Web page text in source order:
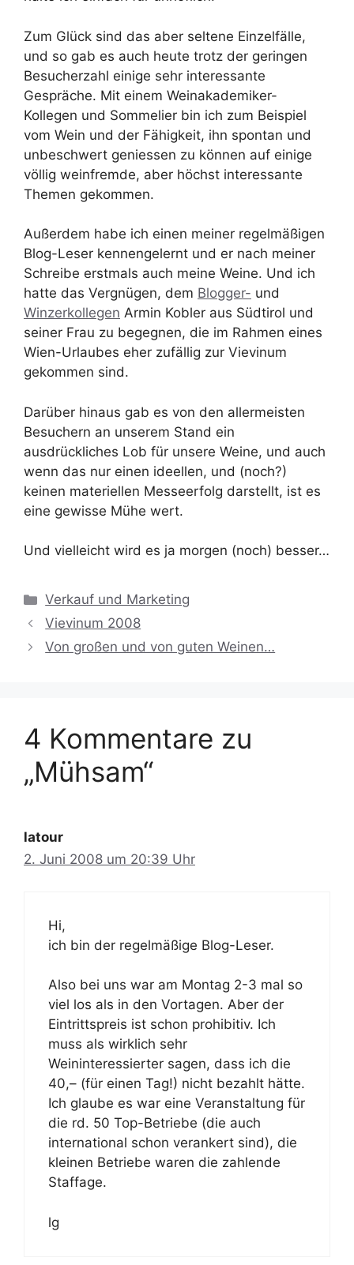
Zum Glück sind das aber seltene Einzelfälle,
und so gab es auch heute trotz der geringen
Besucherzahl einige sehr interessante
Gespräche. Mit einem Weinakademiker-
Kollegen und Sommelier bin ich zum Beispiel
vom Wein und der Fähigkeit, ihn spontan und
unbeschwert geniessen zu können auf einige
völlig weinfremde, aber höchst interessante
Themen gekommen.
Außerdem habe ich einen meiner regelmäßigen
Blog-Leser kennengelernt und er nach meiner
Schreibe erstmals auch meine Weine. Und ich
hatte das Vergnügen, dem Blogger- und
Winzerkollegen Armin Kobler aus Südtirol und
seiner Frau zu begegnen, die im Rahmen eines
Wien-Urlaubes eher zufällig zur Vievinum
gekommen sind.
Darüber hinaus gab es von den allermeisten
Besuchern an unserem Stand ein
ausdrückliches Lob für unsere Weine, und auch
wenn das nur einen ideellen, und (noch?)
keinen materiellen Messeerfolg darstellt, ist es
eine gewisse Mühe wert.
Und vielleicht wird es ja morgen (noch) besser…
Kategorien
Verkauf und Marketing
Vievinum 2008
Von großen und von guten Weinen…
4 Kommentare zu
„Mühsam“
latour
2. Juni 2008 um 20:39 Uhr
Hi,
ich bin der regelmäßige Blog-Leser.
Also bei uns war am Montag 2-3 mal so
viel los als in den Vortagen. Aber der
Eintrittspreis ist schon prohibitiv. Ich
muss als wirklich sehr
Weininteressierter sagen, dass ich die
40,– (für einen Tag!) nicht bezahlt hätte.
Ich glaube es war eine Veranstaltung für
die rd. 50 Top-Betriebe (die auch
international schon verankert sind), die
kleinen Betriebe waren die zahlende
Staffage.
lg